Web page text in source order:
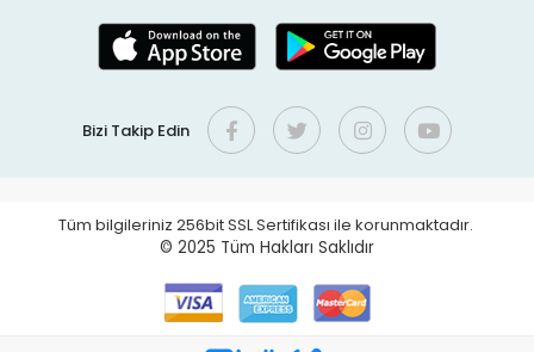
Bizi Takip Edin
Tüm bilgileriniz 256bit SSL Sertifikası ile korunmaktadır.
© 2025 Tüm Hakları Saklıdır